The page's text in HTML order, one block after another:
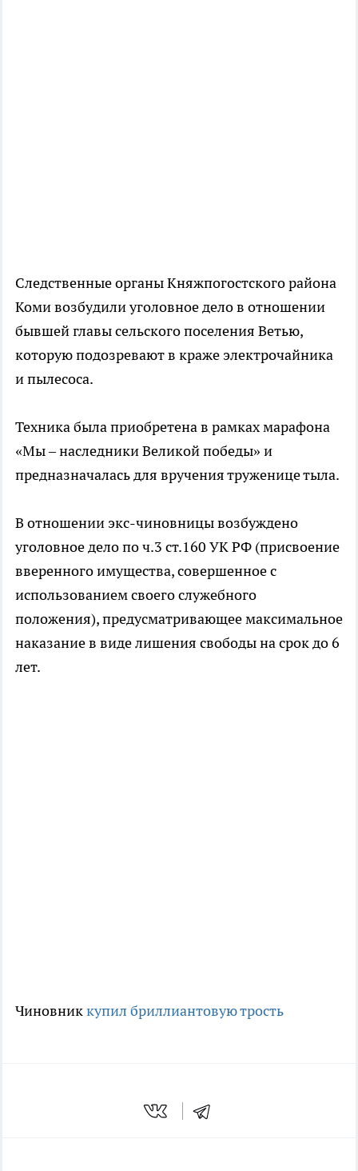
Следственные органы Княжпогостского района
Коми возбудили уголовное дело в отношении
бывшей главы сельского поселения Ветью,
которую подозревают в краже электрочайника
и пылесоса.
Техника была приобретена в рамках марафона
«Мы – наследники Великой победы» и
предназначалась для вручения труженице тыла.
В отношении экс-чиновницы возбуждено
уголовное дело по ч.3 ст.160 УК РФ (присвоение
вверенного имущества, совершенное с
использованием своего служебного
положения), предусматривающее максимальное
наказание в виде лишения свободы на срок до 6
лет.
Чиновниккупил бриллиантовую трость